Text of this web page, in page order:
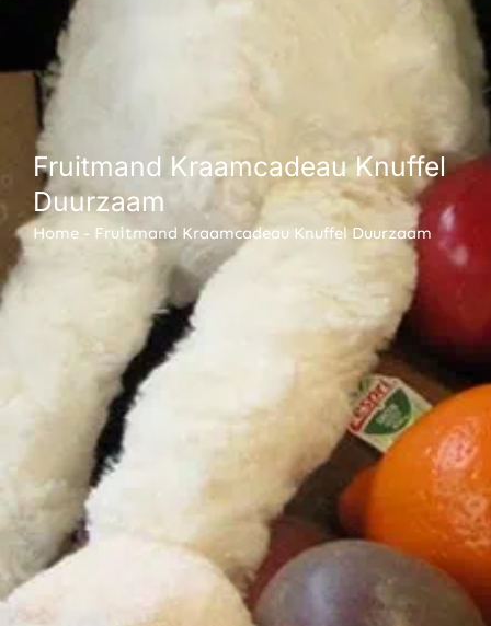
Fruitmand Kraamcadeau Knuffel
Duurzaam
Home - Fruitmand Kraamcadeau Knuffel Duurzaam